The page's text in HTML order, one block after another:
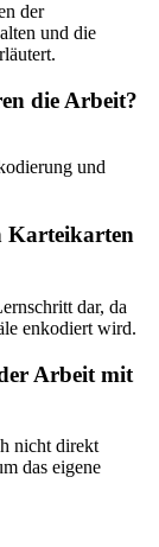
der
und die
die Arbeit?
und
Karteikarten
dar, da
enkodiert wird.
Arbeit mit
nicht direkt
das eigene